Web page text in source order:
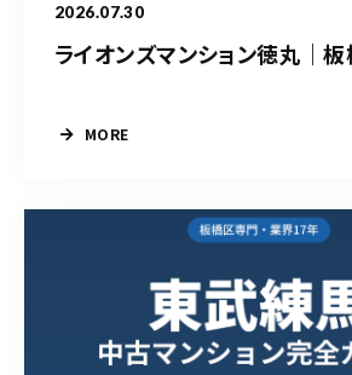
2026.07.30
ライオンズマンション徳丸｜
MORE